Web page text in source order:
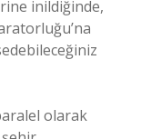
inildiğinde,
olarak